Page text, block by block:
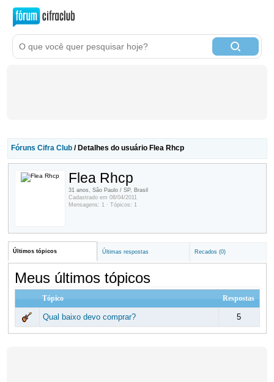
Fóruns Cifra Club/ Detalhes do usuário Flea Rhcp
Flea Rhcp
31 anos, São Paulo / SP, Brasil
Cadastrado em 08/04/2011
Mensagens: 1 · Tópicos: 1
Últimos tópicos Últimas respostas Recados (0)
Meus últimos tópicos
Tópico Respostas
Qual baixo devo comprar? 5